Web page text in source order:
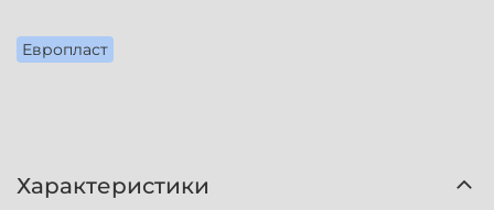
Европласт
Характеристики